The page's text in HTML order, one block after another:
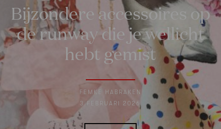
Bijzondere accessoires op
de runway die je wellicht
hebt gemist
FEMKE HABRAKEN
3 FEBRUARI 2026